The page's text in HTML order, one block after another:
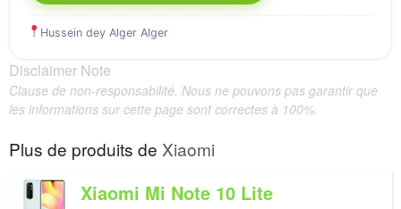
Hussein dey Alger Alger
Disclaimer Note
Clause de non-responsabilité. Nous ne pouvons pas garantir que
les informations sur cette page sont correctes à 100%.
Plus de produits de Xiaomi
Xiaomi Mi Note 10 Lite